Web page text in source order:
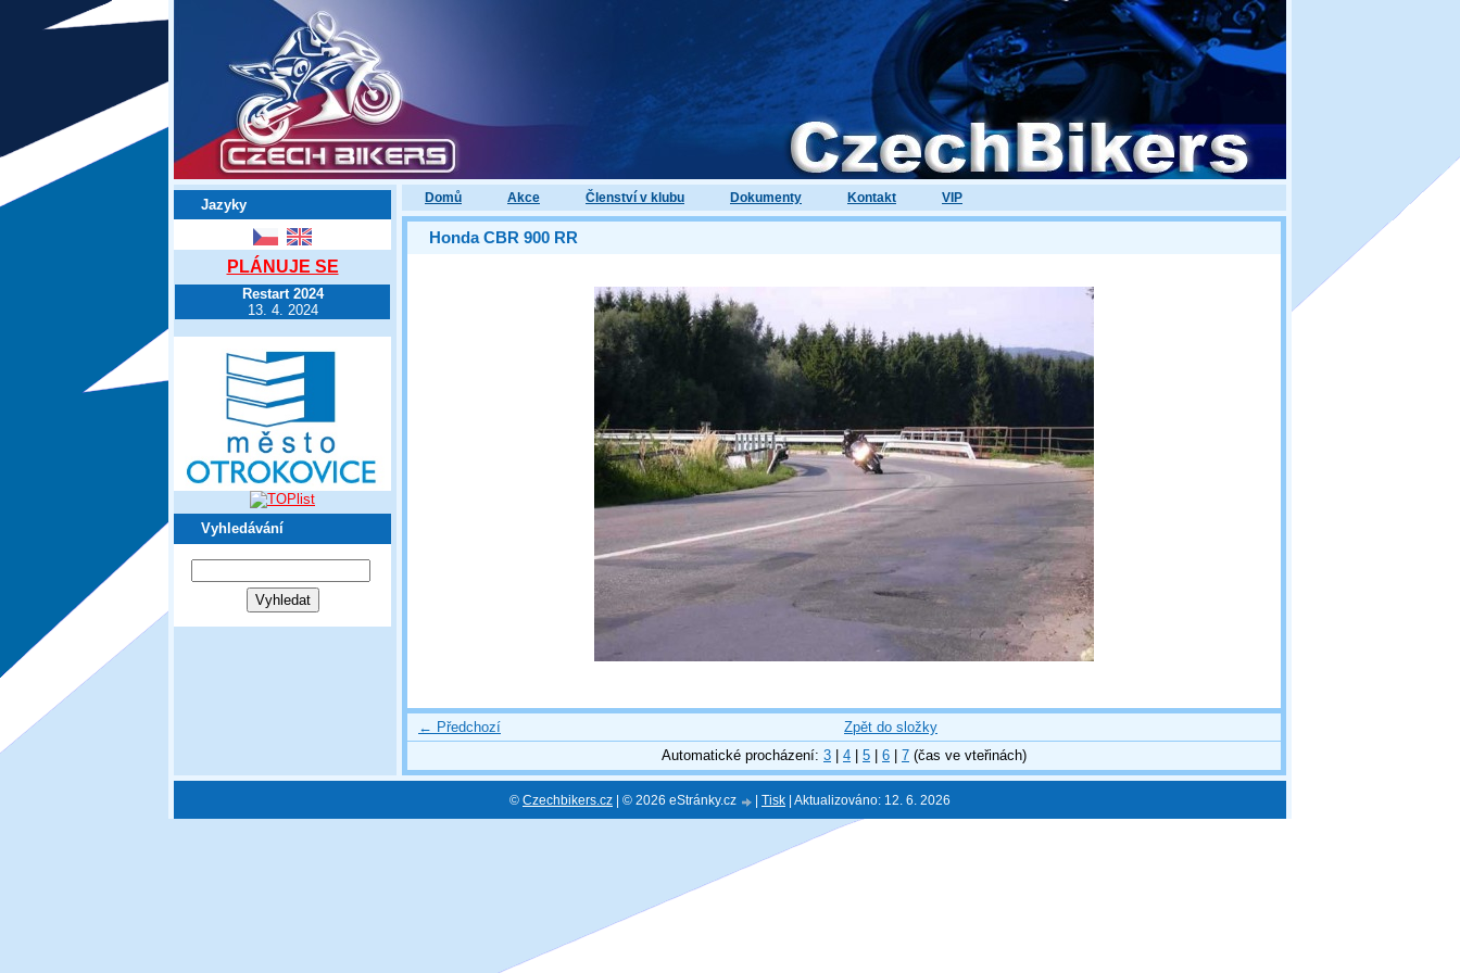
Domů Akce Členství v klubu Dokumenty Kontakt VIP
Jazyky
PLÁNUJE SE
Restart 2024
13. 4. 2024
Vyhledávání
Honda CBR 900 RR
← Předchozí
Zpět do složky
Automatické procházení: 3 4 5 6 7 (čas ve vteřinách)
© Czechbikers.cz | © 2026 eStránky.cz Tisk Aktualizováno: 12. 6. 2026